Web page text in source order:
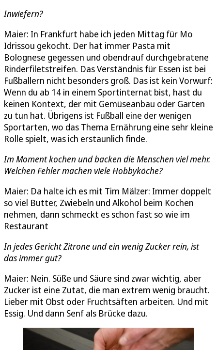
Inwiefern?
Maier: In Frankfurt habe ich jeden Mittag für Mo
Idrissou gekocht. Der hat immer Pasta mit
Bolognese gegessen und obendrauf durchgebratene
Rinderfiletstreifen. Das Verständnis für Essen ist bei
Fußballern nicht besonders groß. Das ist kein Vorwurf:
Wenn du ab 14 in einem Sportinternat bist, hast du
keinen Kontext, der mit Gemüseanbau oder Garten
zu tun hat. Übrigens ist Fußball eine der wenigen
Sportarten, wo das Thema Ernährung eine sehr kleine
Rolle spielt, was ich erstaunlich finde.
Im Moment kochen und backen die Menschen viel mehr.
Welchen Fehler machen viele Hobbyköche?
Maier: Da halte ich es mit Tim Mälzer: Immer doppelt
so viel Butter, Zwiebeln und Alkohol beim Kochen
nehmen, dann schmeckt es schon fast so wie im
Restaurant
In jedes Gericht Zitrone und ein wenig Zucker rein, ist
das immer gut?
Maier: Nein. Süße und Säure sind zwar wichtig, aber
Zucker ist eine Zutat, die man extrem wenig braucht.
Lieber mit Obst oder Fruchtsäften arbeiten. Und mit
Essig. Und dann Senf als Brücke dazu.